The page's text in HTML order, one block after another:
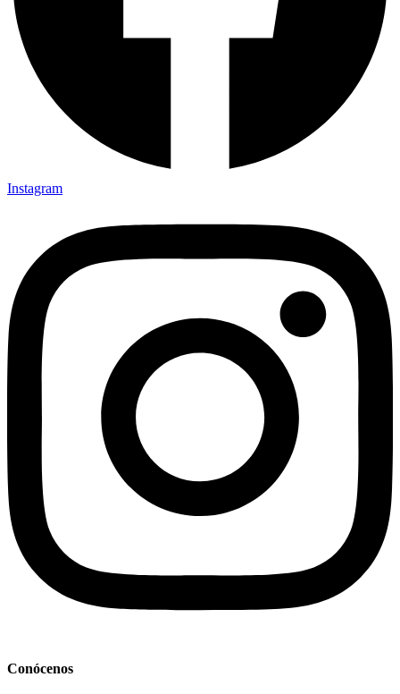
Instagram
Conócenos